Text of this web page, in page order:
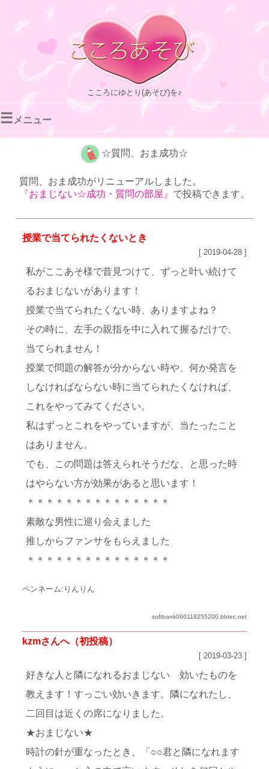
こころにゆとり(あそび)を♪
☰ メニュー
☆質問、おま成功☆
質問、おま成功がリニューアルしました。
『おまじない☆成功・質問の部屋』 で投稿できます。
授業で当てられたくないとき
[ 2019-04-28 ]
私がここあそ様で昔見つけて、ずっと叶い続けて
るおまじないがあります！
授業で当てられたくない時、ありますよね？
その時に、左手の親指を中に入れて握るだけで、
当てられません！
授業で問題の解答が分からない時や、何か発言を
しなければならない時に当てられたくなければ、
これをやってみてください。
私はずっとこれをやっていますが、当たったこと
はありません。
でも、この問題は答えられそうだな、と思った時
はやらない方が効果があると思います！
＊＊＊＊＊＊＊＊＊＊＊＊＊＊＊
素敵な男性に巡り会えました
推しからファンサをもらえました
＊＊＊＊＊＊＊＊＊＊＊＊＊＊＊
ペンネーム:りんりん
softbank060119255200.bbtec.net
kzmさんへ（初投稿）
[ 2019-03-23 ]
好きな人と隣になれるおまじない 効いたものを
教えます！すっごい効いきます。隣になれたし、
二回目は近くの席になりました。
★おまじない★
時計の針が重なったとき、「○○君と隣になれます